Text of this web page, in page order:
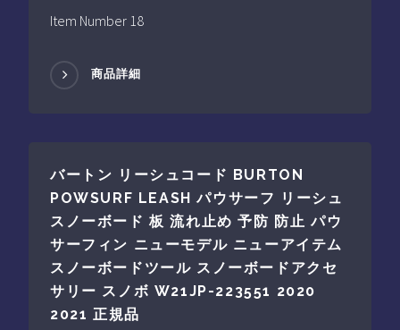
Item Number 18
商品詳細
バートン リーシュコード BURTON
POWSURF LEASH パウサーフ リーシュ
スノーボード 板 流れ止め 予防 防止 パウ
サーフィン ニューモデル ニューアイテム
スノーボードツール スノーボードアクセ
サリー スノボ W21JP-223551 2020
2021 正規品